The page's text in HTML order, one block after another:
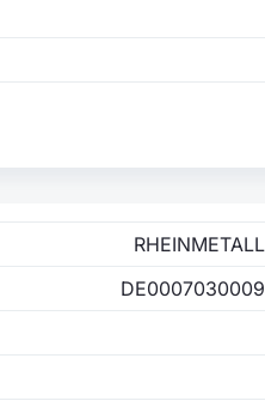
RHEINMETALL
DE0007030009